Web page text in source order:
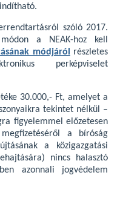
szóló 2017.
a NEAK-hoz kell
módjáról
részletes
perképviselet
30.000,- Ft, amelyet a
tekintet nélkül –
figyelemmel előzetesen
a bíróság
a közigazgatási
nincs halasztó
azonnali jogvédelem